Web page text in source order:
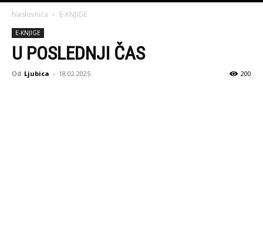
Naslovnica E-KNJIGE
E-KNJIGE
U POSLEDNJI ČAS
Od Ljubica - 18.02.2025 200